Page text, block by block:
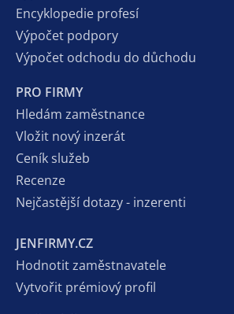
Encyklopedie profesí
Výpočet podpory
Výpočet odchodu do důchodu
PRO FIRMY
Hledám zaměstnance
Vložit nový inzerát
Ceník služeb
Recenze
Nejčastější dotazy - inzerenti
JENFIRMY.CZ
Hodnotit zaměstnavatele
Vytvořit prémiový profil